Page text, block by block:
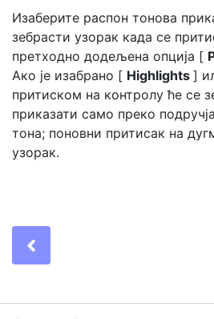
Изаберите распон тонова
зебрасти узорак када се
претходно додељена опција [
Ако је изабрано [ Highlights ]
притиском на контролу ће се
приказати само преко
тона; поновни притисак на
узорак.